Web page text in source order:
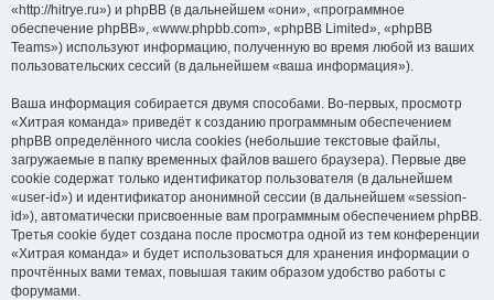
«http://hitrye.ru») и phpBB (в дальнейшем «они», «программное
обеспечение phpBB», «www.phpbb.com», «phpBB Limited», «phpBB
Teams») используют информацию, полученную во время любой из ваших
пользовательских сессий (в дальнейшем «ваша информация»).
Ваша информация собирается двумя способами. Во-первых, просмотр
«Хитрая команда» приведёт к созданию программным обеспечением
phpBB определённого числа cookies (небольшие текстовые файлы,
загружаемые в папку временных файлов вашего браузера). Первые две
cookie содержат только идентификатор пользователя (в дальнейшем
«user-id») и идентификатор анонимной сессии (в дальнейшем «session-
id»), автоматически присвоенные вам программным обеспечением phpBB.
Третья cookie будет создана после просмотра одной из тем конференции
«Хитрая команда» и будет использоваться для хранения информации о
прочтённых вами темах, повышая таким образом удобство работы с
форумами.